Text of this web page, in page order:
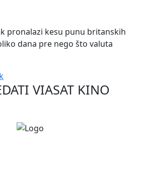
pronalazi kesu punu britanskih
dana pre nego što valuta
VIASAT KINO